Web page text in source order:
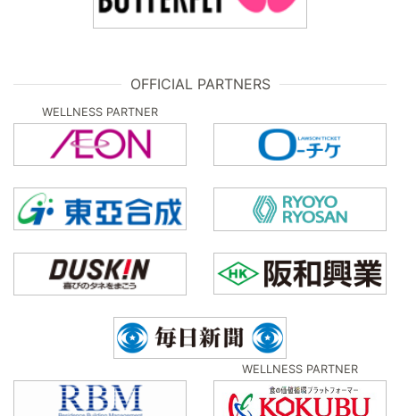
OFFICIAL PARTNERS
WELLNESS PARTNER
WELLNESS PARTNER